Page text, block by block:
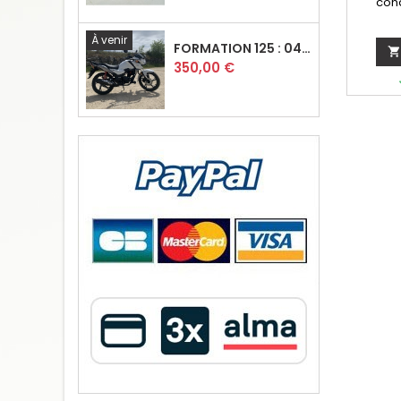
À venir FORMATION 125 : 04 JUILLET 2026
Prix
350,00 €
